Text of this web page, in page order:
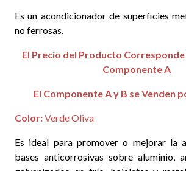
Es un acondicionador de superficies
no ferrosas.
El Precio del Producto
Componente A
El Componente A y B se Venden
Color:Verde Oliva
Es ideal para promover o mejorar la
bases anticorrosivas sobre aluminio,